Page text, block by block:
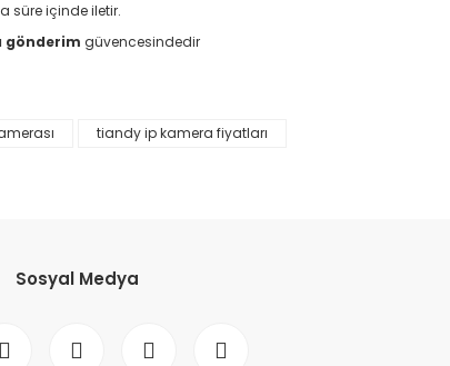
süre içinde iletir.
gönderim güvencesindedir
tiandy ip kamera fiyatları
Sosyal Medya